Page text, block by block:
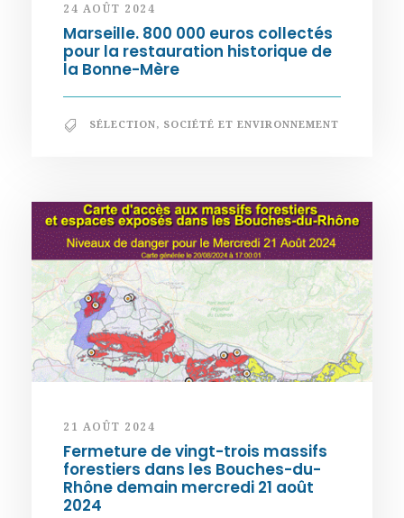
24 AOÛT 2024
Marseille. 800 000 euros collectés
pour la restauration historique de
la Bonne-Mère
SÉLECTION, SOCIÉTÉ ET ENVIRONNEMENT
21 AOÛT 2024
Fermeture de vingt-trois massifs
forestiers dans les Bouches-du-
Rhône demain mercredi 21 août
2024